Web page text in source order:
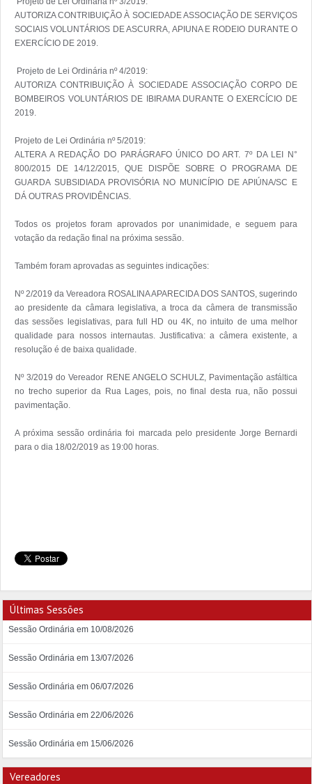
AUTORIZA CONTRIBUIÇÃO À SOCIEDADE ASSOCIAÇÃO DE SERVIÇOS
SOCIAIS VOLUNTÁRIOS DE ASCURRA, APIUNA E RODEIO DURANTE O
EXERCÍCIO DE 2019.
AUTORIZA CONTRIBUIÇÃO À SOCIEDADE ASSOCIAÇÃO CORPO DE
BOMBEIROS VOLUNTÁRIOS DE IBIRAMA DURANTE O EXERCÍCIO DE
2019.
Projeto de Lei Ordinária nº 5/2019:
ALTERA A REDAÇÃO DO PARÁGRAFO ÚNICO DO ART. 7º DA LEI N°
800/2015 DE 14/12/2015, QUE DISPÕE SOBRE O PROGRAMA DE
GUARDA SUBSIDIADA PROVISÓRIA NO MUNICÍPIO DE APIÚNA/SC E
DÁ OUTRAS PROVIDÊNCIAS.
Todos os projetos foram aprovados por unanimidade, e seguem para
votação da redação final na próxima sessão.
Também foram aprovadas as seguintes indicações:
Nº 2/2019 da Vereadora ROSALINA APARECIDA DOS SANTOS, sugerindo
ao presidente da câmara legislativa, a troca da câmera de transmissão
das sessões legislativas, para full HD ou 4K, no intuito de uma melhor
qualidade para nossos internautas. Justificativa: a câmera existente, a
resolução é de baixa qualidade.
Nº 3/2019 do Vereador RENE ANGELO SCHULZ, Pavimentação asfáltica
no trecho superior da Rua Lages, pois, no final desta rua, não possui
pavimentação.
A próxima sessão ordinária foi marcada pelo presidente Jorge Bernardi
para o dia 18/02/2019 as 19:00 horas.
Últimas Sessões
Sessão Ordinária em 10/08/2026
Sessão Ordinária em 13/07/2026
Sessão Ordinária em 06/07/2026
Sessão Ordinária em 22/06/2026
Sessão Ordinária em 15/06/2026
Vereadores